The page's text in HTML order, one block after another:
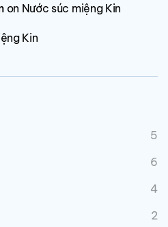
on Nước súc miệng Kin
Kin
5
6
4
2